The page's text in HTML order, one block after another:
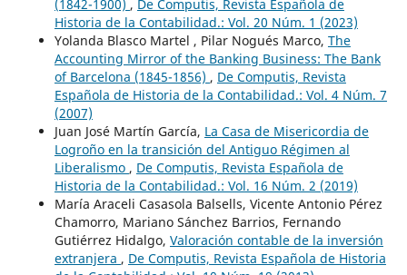
(1842-1900) , De Computis, Revista Española de
Historia de la Contabilidad.: Vol. 20 Núm. 1 (2023)
Yolanda Blasco Martel , Pilar Nogués Marco, The
Accounting Mirror of the Banking Business: The Bank
of Barcelona (1845-1856) , De Computis, Revista
Española de Historia de la Contabilidad.: Vol. 4 Núm. 7
(2007)
Juan José Martín García, La Casa de Misericordia de
Logroño en la transición del Antiguo Régimen al
Liberalismo , De Computis, Revista Española de
Historia de la Contabilidad.: Vol. 16 Núm. 2 (2019)
María Araceli Casasola Balsells, Vicente Antonio Pérez
Chamorro, Mariano Sánchez Barrios, Fernando
Gutiérrez Hidalgo, Valoración contable de la inversión
extranjera , De Computis, Revista Española de Historia